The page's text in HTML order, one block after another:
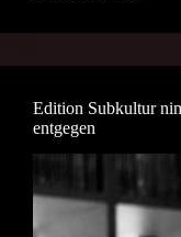
Edition Subkultur
entgegen